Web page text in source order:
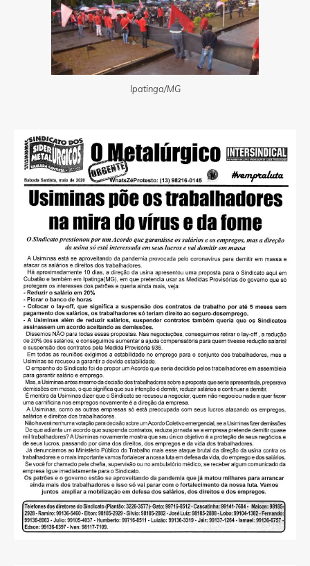
Ipatinga/MG